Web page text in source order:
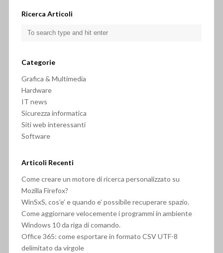
Ricerca Articoli
Categorie
Grafica & Multimedia
Hardware
IT news
Sicurezza informatica
Siti web interessanti
Software
Articoli Recenti
Come creare un motore di ricerca personalizzato su
Mozilla Firefox?
WinSxS, cos’e’ e quando e’ possibile recuperare spazio.
Come aggiornare velocemente i programmi in ambiente
Windows 10 da riga di comando.
Office 365: come esportare in formato CSV UTF-8
delimitato da virgole